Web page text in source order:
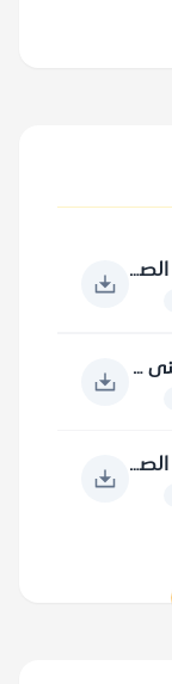
براءة آل البيت من روايات قطع الصلة بعبادة الله عز وجل ومقدساته
أحاديث استدل بها الشيعة الاثنى عشرية
براءة آل البيت من روايات قطع الصلة بالأمة الإسلامية